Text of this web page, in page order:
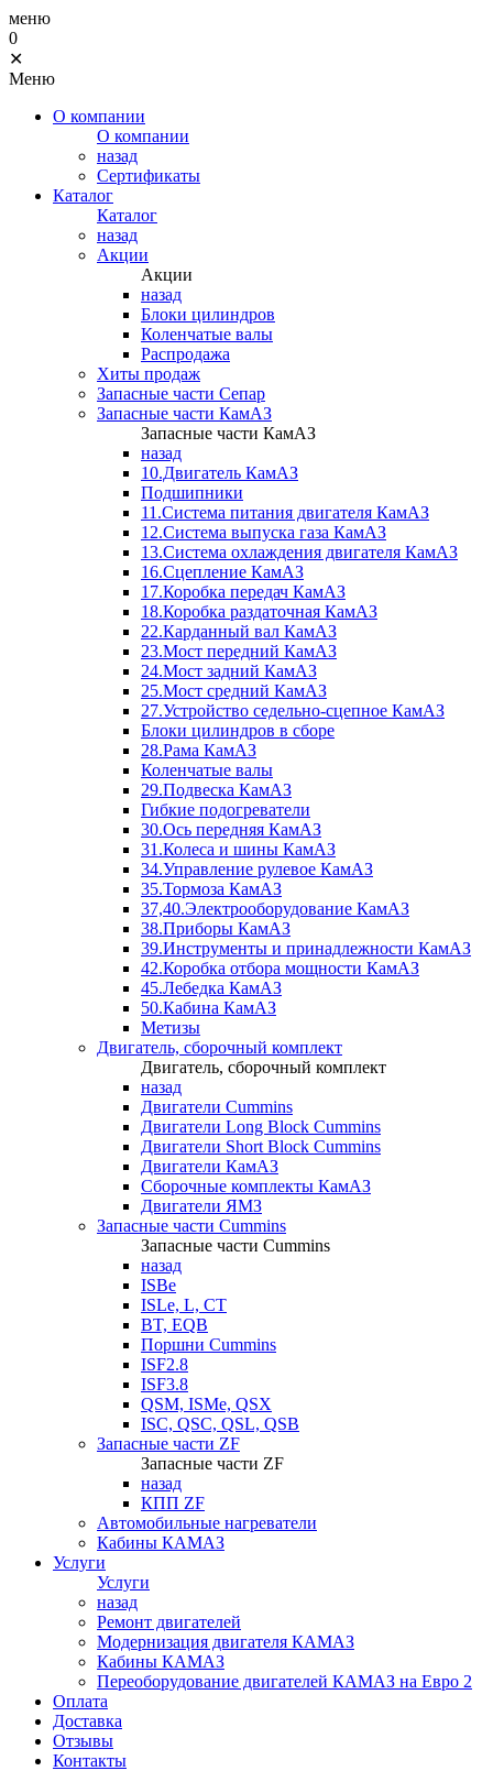
меню
0
✕
Меню
О компании
О компании
назад
Сертификаты
Каталог
Каталог
назад
Акции
Акции
назад
Блоки цилиндров
Коленчатые валы
Распродажа
Хиты продаж
Запасные части Сепар
Запасные части КамАЗ
Запасные части КамАЗ
назад
10.Двигатель КамАЗ
Подшипники
11.Система питания двигателя КамАЗ
12.Система выпуска газа КамАЗ
13.Система охлаждения двигателя КамАЗ
16.Сцепление КамАЗ
17.Коробка передач КамАЗ
18.Коробка раздаточная КамАЗ
22.Карданный вал КамАЗ
23.Мост передний КамАЗ
24.Мост задний КамАЗ
25.Мост средний КамАЗ
27.Устройство седельно-сцепное КамАЗ
Блоки цилиндров в сборе
28.Рама КамАЗ
Коленчатые валы
29.Подвеска КамАЗ
Гибкие подогреватели
30.Ось передняя КамАЗ
31.Колеса и шины КамАЗ
34.Управление рулевое КамАЗ
35.Тормоза КамАЗ
37,40.Электрооборудование КамАЗ
38.Приборы КамАЗ
39.Инструменты и принадлежности КамАЗ
42.Коробка отбора мощности КамАЗ
45.Лебедка КамАЗ
50.Кабина КамАЗ
Метизы
Двигатель, сборочный комплект
Двигатель, сборочный комплект
назад
Двигатели Cummins
Двигатели Long Bloсk Cummins
Двигатели Short Bloсk Cummins
Двигатели КамАЗ
Сборочные комплекты КамАЗ
Двигатели ЯМЗ
Запасные части Cummins
Запасные части Cummins
назад
ISBe
ISLe, L, CT
BT, EQB
Поршни Cummins
ISF2.8
ISF3.8
QSM, ISMe, QSX
ISC, QSC, QSL, QSB
Запасные части ZF
Запасные части ZF
назад
КПП ZF
Автомобильные нагреватели
Кабины КАМАЗ
Услуги
Услуги
назад
Ремонт двигателей
Модернизация двигателя КАМАЗ
Кабины КАМАЗ
Переоборудование двигателей КАМАЗ на Евро 2
Оплата
Доставка
Отзывы
Контакты